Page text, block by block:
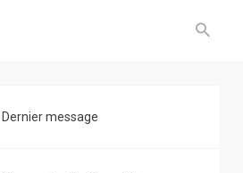
Dernier message